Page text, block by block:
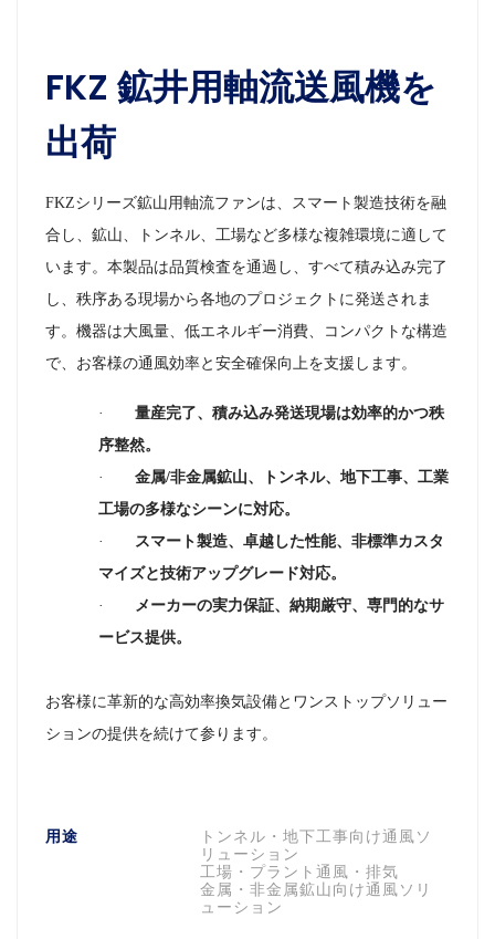
FKZ 鉱井用軸流送風機を
出荷
FKZシリーズ鉱山用軸流ファンは、スマート製造技術を融
合し、鉱山、トンネル、工場など多様な複雑環境に適して
います。本製品は品質検査を通過し、すべて積み込み完了
し、秩序ある現場から各地のプロジェクトに発送されま
す。機器は大風量、低エネルギー消費、コンパクトな構造
で、お客様の通風効率と安全確保向上を支援します。
·
量産完了、積み込み発送現場は効率的かつ秩
序整然。
·
金属/非金属鉱山、トンネル、地下工事、工業
工場の多様なシーンに対応。
·
スマート製造、卓越した性能、非標準カスタ
マイズと技術アップグレード対応。
·
メーカーの実力保証、納期厳守、専門的なサ
ービス提供。
お客様に革新的な高効率換気設備とワンストップソリュー
ションの提供を続けて参ります。
用途
トンネル・地下工事向け通風ソ
リューション
工場・プラント通風・排気
金属・非金属鉱山向け通風ソリ
ューション